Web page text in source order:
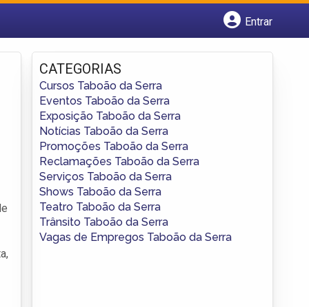
Entrar
Fazer login
Criar conta
CATEGORIAS
Cursos Taboão da Serra
Eventos Taboão da Serra
Exposição Taboão da Serra
Notícias Taboão da Serra
Promoções Taboão da Serra
Reclamações Taboão da Serra
Serviços Taboão da Serra
Shows Taboão da Serra
Teatro Taboão da Serra
Trânsito Taboão da Serra
Vagas de Empregos Taboão da Serra